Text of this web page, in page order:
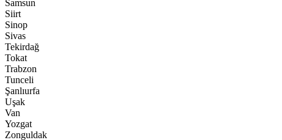
Samsun
Siirt
Sinop
Sivas
Tekirdağ
Tokat
Trabzon
Tunceli
Şanlıurfa
Uşak
Van
Yozgat
Zonguldak